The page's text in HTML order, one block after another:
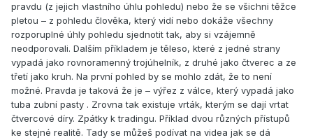
pravdu (z jejich vlastního úhlu pohledu) nebo že se všichni těžce
pletou – z pohledu člověka, který vidí nebo dokáže všechny
rozporuplné úhly pohledu sjednotit tak, aby si vzájemně
neodporovali. Dalším příkladem je těleso, které z jedné strany
vypadá jako rovnoramenný trojúhelník, z druhé jako čtverec a ze
třetí jako kruh. Na první pohled by se mohlo zdát, že to není
možné. Pravda je taková že je – výřez z válce, který vypadá jako
tuba zubní pasty . Zrovna tak existuje vrták, kterým se dají vrtat
čtvercové díry. Zpátky k tradingu. Příklad dvou různých přístupů
ke stejné realitě. Tady se můžeš podívat na videa jak se dá